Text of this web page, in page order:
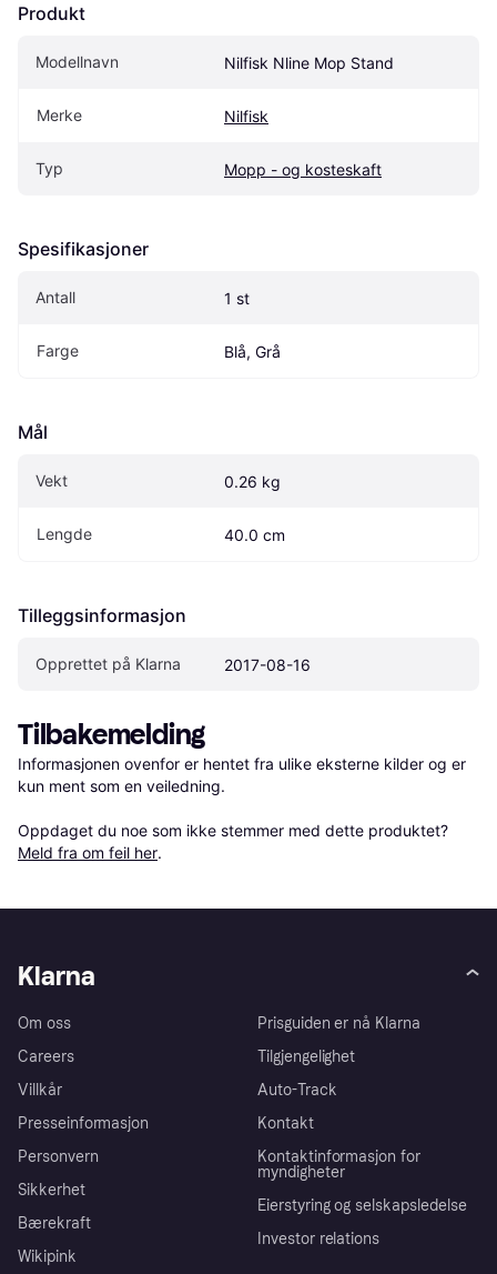
Produkt
Modellnavn Nilfisk Nline Mop Stand
Merke Nilfisk
Typ Mopp - og kosteskaft
Spesifikasjoner
Antall 1 st
Farge Blå, Grå
Mål
Vekt 0.26 kg
Lengde 40.0 cm
Tilleggsinformasjon
Opprettet på Klarna 2017-08-16
Tilbakemelding
Informasjonen ovenfor er hentet fra ulike eksterne kilder og er
kun ment som en veiledning.
Oppdaget du noe som ikke stemmer med dette produktet?
Meld fra om feil her.
Klarna
Om oss
Careers
Villkår
Presseinformasjon
Personvern
Sikkerhet
Bærekraft
Wikipink
Prisguiden er nå Klarna
Tilgjengelighet
Auto-Track
Kontakt
Kontaktinformasjon for
myndigheter
Eierstyring og selskapsledelse
Investor relations